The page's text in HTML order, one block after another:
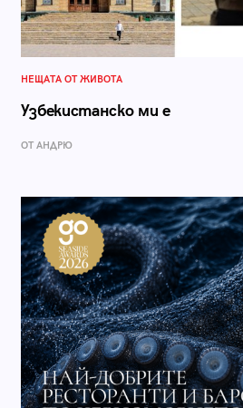
НЕЩАТА ОТ ЖИВОТА
Узбекистанско ми е
ОТ АНДРЮ